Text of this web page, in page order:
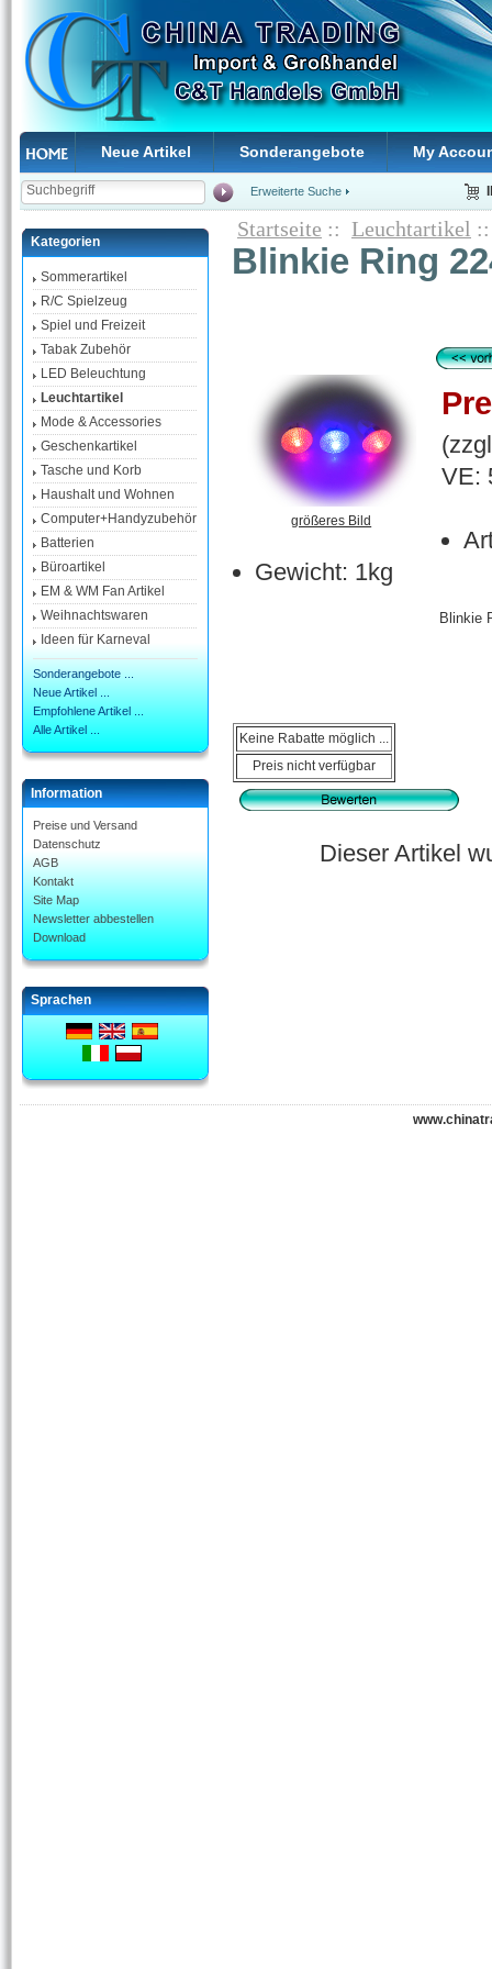
Neue Artikel Sonderangebote My
Erweiterte Suche
Kategorien
Sommerartikel
R/C Spielzeug
Spiel und Freizeit
Tabak Zubehör
LED Beleuchtung
Leuchtartikel
Mode & Accessories
Geschenkartikel
Tasche und Korb
Haushalt und Wohnen
Computer+Handyzubehör
Batterien
Büroartikel
EM & WM Fan Artikel
Weihnachtswaren
Ideen für Karneval
Sonderangebote ...
Neue Artikel ...
Empfohlene Artikel ...
Alle Artikel ...
Information
Preise und Versand
Datenschutz
AGB
Kontakt
Site Map
Newsletter abbestellen
Download
Sprachen
Startseite :: Leuchtartikel
Blinkie Ring
größeres Bild
VE:
Gewicht: 1kg
Blinkie
Keine Rabatte möglich ...
Preis nicht verfügbar
Dieser Artikel